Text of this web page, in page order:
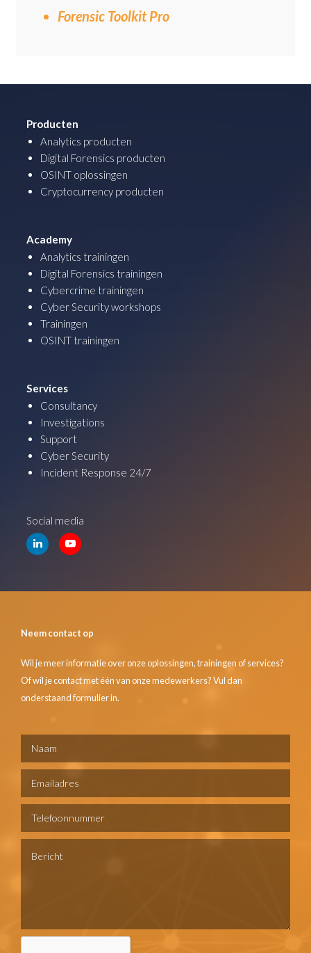
Forensic Toolkit Pro
Producten
Analytics producten
Digital Forensics producten
OSINT oplossingen
Cryptocurrency producten
Academy
Analytics trainingen
Digital Forensics trainingen
Cybercrime trainingen
Cyber Security workshops
Trainingen
OSINT trainingen
Services
Consultancy
Investigations
Support
Cyber Security
Incident Response 24/7
Social media
Neem contact op
Wil je meer informatie over onze oplossingen, trainingen of services?
Of wil je contact met één van onze medewerkers? Vul dan
onderstaand formulier in.